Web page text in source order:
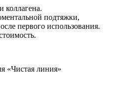
коллагена.
подтяжки,
первого использования.
«Чистая линия»